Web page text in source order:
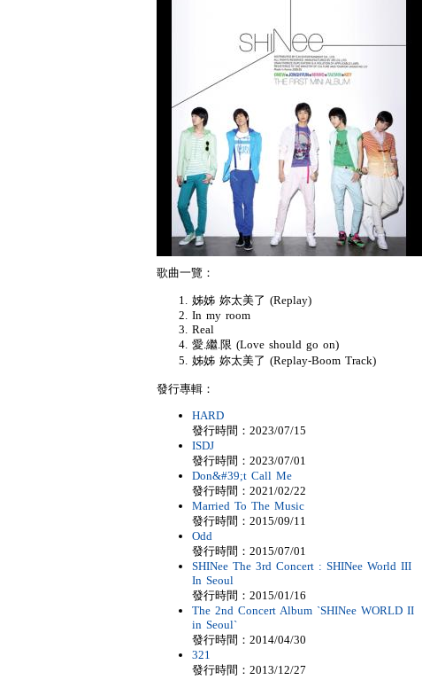
歌曲一覽：
姊姊 妳太美了 (Replay)
In my room
Real
愛.繼.限 (Love should go on)
姊姊 妳太美了 (Replay-Boom Track)
發行專輯：
HARD
發行時間：2023/07/15
ISDJ
發行時間：2023/07/01
Don&#39;t Call Me
發行時間：2021/02/22
Married To The Music
發行時間：2015/09/11
Odd
發行時間：2015/07/01
SHINee The 3rd Concert : SHINee World III
In Seoul
發行時間：2015/01/16
The 2nd Concert Album `SHINee WORLD II
in Seoul`
發行時間：2014/04/30
321
發行時間：2013/12/27